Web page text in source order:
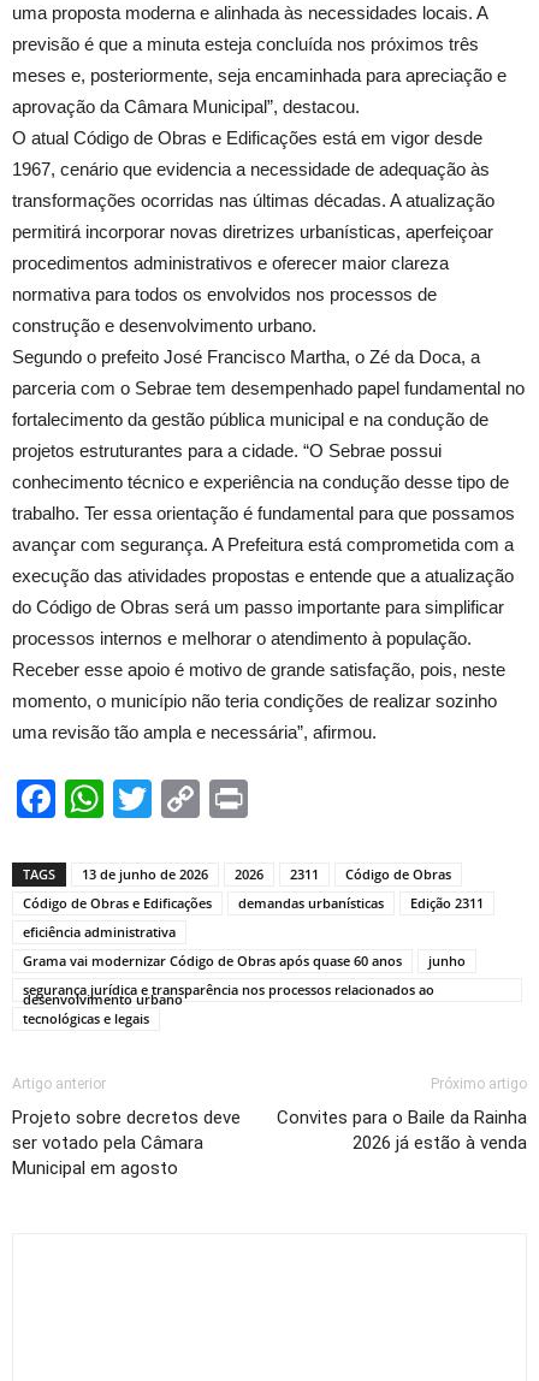
uma proposta moderna e alinhada às necessidades locais. A
previsão é que a minuta esteja concluída nos próximos três
meses e, posteriormente, seja encaminhada para apreciação e
aprovação da Câmara Municipal”, destacou.
O atual Código de Obras e Edificações está em vigor desde
1967, cenário que evidencia a necessidade de adequação às
transformações ocorridas nas últimas décadas. A atualização
permitirá incorporar novas diretrizes urbanísticas, aperfeiçoar
procedimentos administrativos e oferecer maior clareza
normativa para todos os envolvidos nos processos de
construção e desenvolvimento urbano.
Segundo o prefeito José Francisco Martha, o Zé da Doca, a
parceria com o Sebrae tem desempenhado papel fundamental no
fortalecimento da gestão pública municipal e na condução de
projetos estruturantes para a cidade. “O Sebrae possui
conhecimento técnico e experiência na condução desse tipo de
trabalho. Ter essa orientação é fundamental para que possamos
avançar com segurança. A Prefeitura está comprometida com a
execução das atividades propostas e entende que a atualização
do Código de Obras será um passo importante para simplificar
processos internos e melhorar o atendimento à população.
Receber esse apoio é motivo de grande satisfação, pois, neste
momento, o município não teria condições de realizar sozinho
uma revisão tão ampla e necessária”, afirmou.
Facebook
WhatsApp
TwitterCopy
TAGS 13 de junho de 2026 2026 2311
Código de Obras
Código de Obras e Edificações
demandas urbanísticas
Edição 2311
eficiência administrativa
Grama vai modernizar Código de Obras após quase 60 anos
junho
segurança jurídica e transparência nos processos relacionados ao
desenvolvimento urbano
tecnológicas e legais
Artigo anterior
Projeto sobre decretos deve
ser votado pela Câmara
Municipal em agosto
Próximo artigo
Convites para o Baile da Rainha
2026 já estão à venda